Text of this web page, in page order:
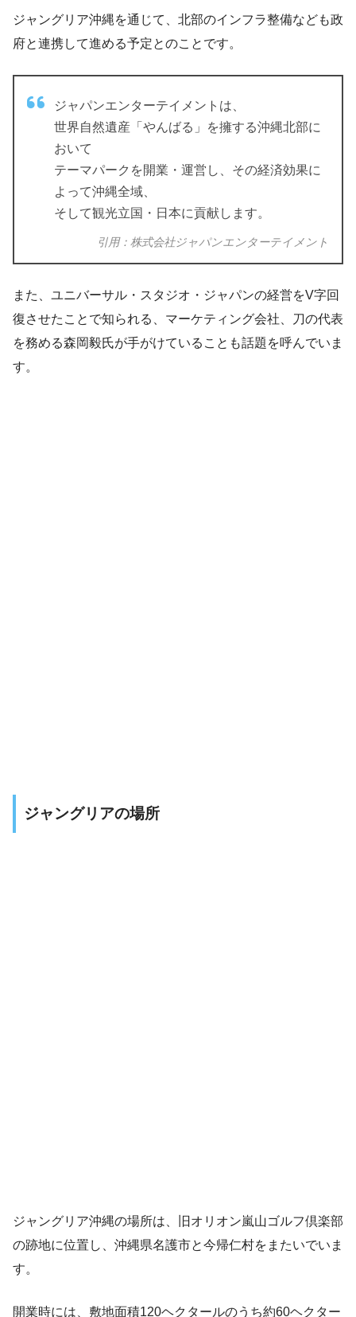
ジャングリア沖縄を通じて、北部のインフラ整備なども政
府と連携して進める予定とのことです。
ジャパンエンターテイメントは、
世界自然遺産「やんばる」を擁する沖縄北部に
おいて
テーマパークを開業・運営し、その経済効果に
よって沖縄全域、
そして観光立国・日本に貢献します。
引用：株式会社ジャパンエンターテイメント
また、ユニバーサル・スタジオ・ジャパンの経営をV字回
復させたことで知られる、マーケティング会社、刀の代表
を務める森岡毅氏が手がけていることも話題を呼んでいま
す。
ジャングリアの場所
ジャングリア沖縄の場所は、旧オリオン嵐山ゴルフ倶楽部
の跡地に位置し、沖縄県名護市と今帰仁村をまたいでいま
す。
開業時には、敷地面積120ヘクタールのうち約60ヘクター